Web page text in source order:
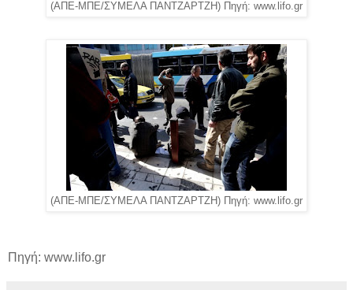
(ΑΠΕ-ΜΠΕ/ΣΥΜΕΛΑ ΠΑΝΤΖΑΡΤΖΗ) Πηγή: www.lifo.gr
(ΑΠΕ-ΜΠΕ/ΣΥΜΕΛΑ ΠΑΝΤΖΑΡΤΖΗ) Πηγή: www.lifo.gr
Πηγή: www.lifo.gr